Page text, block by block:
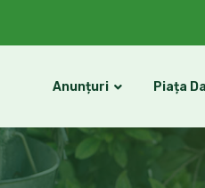
Anunțuri Piața